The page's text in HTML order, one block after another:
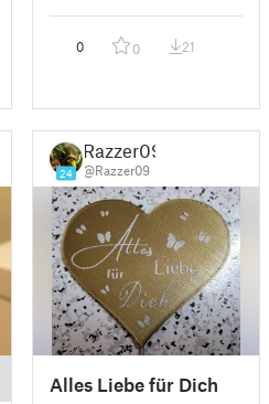
0 0 21
24
Razzer09
@Razzer09
Alles Liebe für Dich